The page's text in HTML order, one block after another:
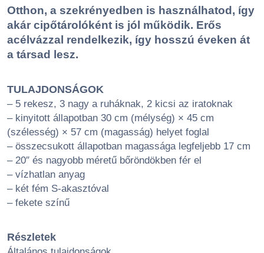
Otthon, a szekrényedben is használhatod, így
akár cipőtárolóként is jól működik. Erős
acélvázzal rendelkezik, így hosszú éveken át
a társad lesz.
TULAJDONSÁGOK
– 5 rekesz, 3 nagy a ruháknak, 2 kicsi az iratoknak
– kinyitott állapotban 30 cm (mélység) × 45 cm
(szélesség) × 57 cm (magasság) helyet foglal
– összecsukott állapotban magassága legfeljebb 17 cm
– 20″ és nagyobb méretű bőröndökben fér el
– vízhatlan anyag
– két fém S-akasztóval
– fekete színű
Részletek